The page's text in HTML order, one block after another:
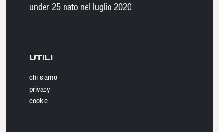
under 25 nato nel luglio 2020
UTILI
chi siamo
privacy
cookie